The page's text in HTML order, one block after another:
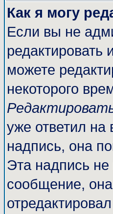
Как я могу
Если вы не
можете
некоторого
уже ответил
надпись, она
Эта надпись не
сообщение,